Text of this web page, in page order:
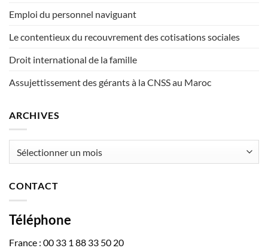
Emploi du personnel naviguant
Le contentieux du recouvrement des cotisations sociales
Droit international de la famille
Assujettissement des gérants à la CNSS au Maroc
ARCHIVES
CONTACT
Téléphone
France : 00 33 1 88 33 50 20